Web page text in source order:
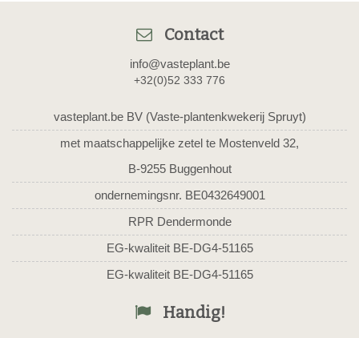
Contact
info@vasteplant.be
+32(0)52 333 776
vasteplant.be BV (Vaste-plantenkwekerij Spruyt)
met maatschappelijke zetel te Mostenveld 32,
B-9255 Buggenhout
ondernemingsnr. BE0432649001
RPR Dendermonde
EG-kwaliteit BE-DG4-51165
EG-kwaliteit BE-DG4-51165
Handig!